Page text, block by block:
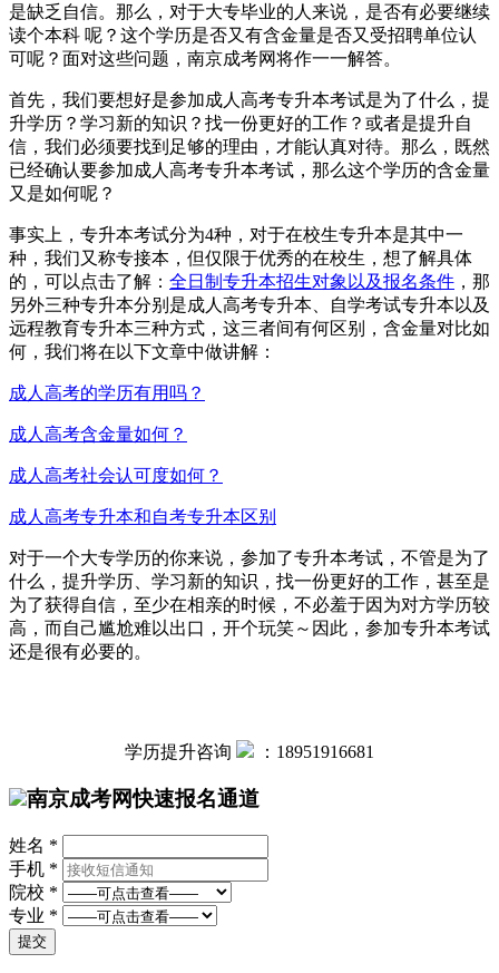
是缺乏自信。那么，对于大专毕业的人来说，是否有必要继续
读个本科 呢？这个学历是否又有含金量是否又受招聘单位认
可呢？面对这些问题，南京成考网将作一一解答。
首先，我们要想好是参加成人高考专升本考试是为了什么，提
升学历？学习新的知识？找一份更好的工作？或者是提升自
信，我们必须要找到足够的理由，才能认真对待。那么，既然
已经确认要参加成人高考专升本考试，那么这个学历的含金量
又是如何呢？
事实上，专升本考试分为4种，对于在校生专升本是其中一
种，我们又称专接本，但仅限于优秀的在校生，想了解具体
的，可以点击了解： 全日制专升本招生对象以及报名条件 ，那
另外三种专升本分别是成人高考专升本、自学考试专升本以及
远程教育专升本三种方式，这三者间有何区别，含金量对比如
何，我们将在以下文章中做讲解：
成人高考的学历有用吗？
成人高考含金量如何？
成人高考社会认可度如何？
成人高考专升本和自考专升本区别
对于一个大专学历的你来说，参加了专升本考试，不管是为了
什么，提升学历、学习新的知识，找一份更好的工作，甚至是
为了获得自信，至少在相亲的时候，不必羞于因为对方学历较
高，而自己尴尬难以出口，开个玩笑～因此，参加专升本考试
还是很有必要的。
学历提升咨询 ： 18951916681
南京成考网快速报名通道
姓名 *
手机 *
院校 *
专业 *